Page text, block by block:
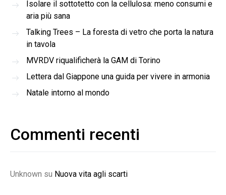
Isolare il sottotetto con la cellulosa: meno consumi e
aria più sana
Talking Trees – La foresta di vetro che porta la natura
in tavola
MVRDV riqualificherà la GAM di Torino
Lettera dal Giappone una guida per vivere in armonia
Natale intorno al mondo
Commenti recenti
Unknown su Nuova vita agli scarti